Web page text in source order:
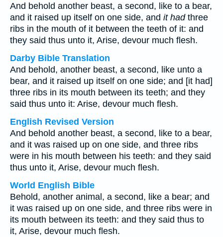
And behold another beast, a second, like to a bear,
and it raised up itself on one side, and it hadthree
ribs in the mouth of it between the teeth of it: and
they said thus unto it, Arise, devour much flesh.
Darby Bible Translation
And behold, another beast, a second, like unto a
bear, and it raised up itself on one side; and [it had]
three ribs in its mouth between its teeth; and they
said thus unto it: Arise, devour much flesh.
English Revised Version
And behold another beast, a second, like to a bear,
and it was raised up on one side, and three ribs
were in his mouth between his teeth: and they said
thus unto it, Arise, devour much flesh.
World English Bible
Behold, another animal, a second, like a bear; and
it was raised up on one side, and three ribs were in
its mouth between its teeth: and they said thus to
it, Arise, devour much flesh.